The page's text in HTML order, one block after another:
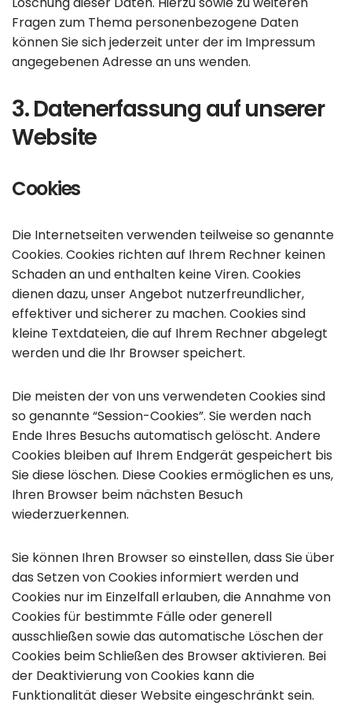
Fragen zum Thema personenbezogene Daten
können Sie sich jederzeit unter der im Impressum
angegebenen Adresse an uns wenden.
3. Datenerfassung auf unserer
Website
Cookies
Die Internetseiten verwenden teilweise so genannte
Cookies. Cookies richten auf Ihrem Rechner keinen
Schaden an und enthalten keine Viren. Cookies
dienen dazu, unser Angebot nutzerfreundlicher,
effektiver und sicherer zu machen. Cookies sind
kleine Textdateien, die auf Ihrem Rechner abgelegt
werden und die Ihr Browser speichert.
Die meisten der von uns verwendeten Cookies sind
so genannte “Session-Cookies”. Sie werden nach
Ende Ihres Besuchs automatisch gelöscht. Andere
Cookies bleiben auf Ihrem Endgerät gespeichert bis
Sie diese löschen. Diese Cookies ermöglichen es uns,
Ihren Browser beim nächsten Besuch
wiederzuerkennen.
Sie können Ihren Browser so einstellen, dass Sie über
das Setzen von Cookies informiert werden und
Cookies nur im Einzelfall erlauben, die Annahme von
Cookies für bestimmte Fälle oder generell
ausschließen sowie das automatische Löschen der
Cookies beim Schließen des Browser aktivieren. Bei
der Deaktivierung von Cookies kann die
Funktionalität dieser Website eingeschränkt sein.